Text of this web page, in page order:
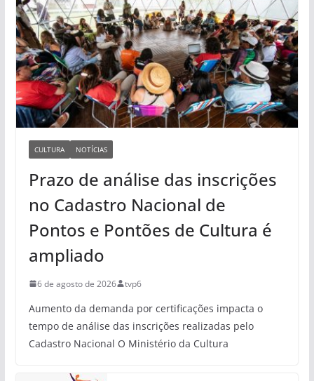
CULTURA NOTÍCIAS
Prazo de análise das inscrições
no Cadastro Nacional de
Pontos e Pontões de Cultura é
ampliado
6 de agosto de 2026 tvp6
Aumento da demanda por certificações impacta o
tempo de análise das inscrições realizadas pelo
Cadastro Nacional O Ministério da Cultura